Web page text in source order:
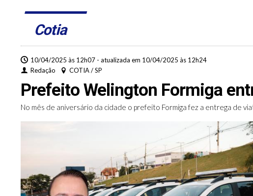
Cotia
10/04/2025 às 12h07 - atualizada em 10/04/2025 às 12h24
Redação
COTIA / SP
Prefeito Welington Formiga
No mês de aniversário da cidade o prefeito Formiga fez a entrega de